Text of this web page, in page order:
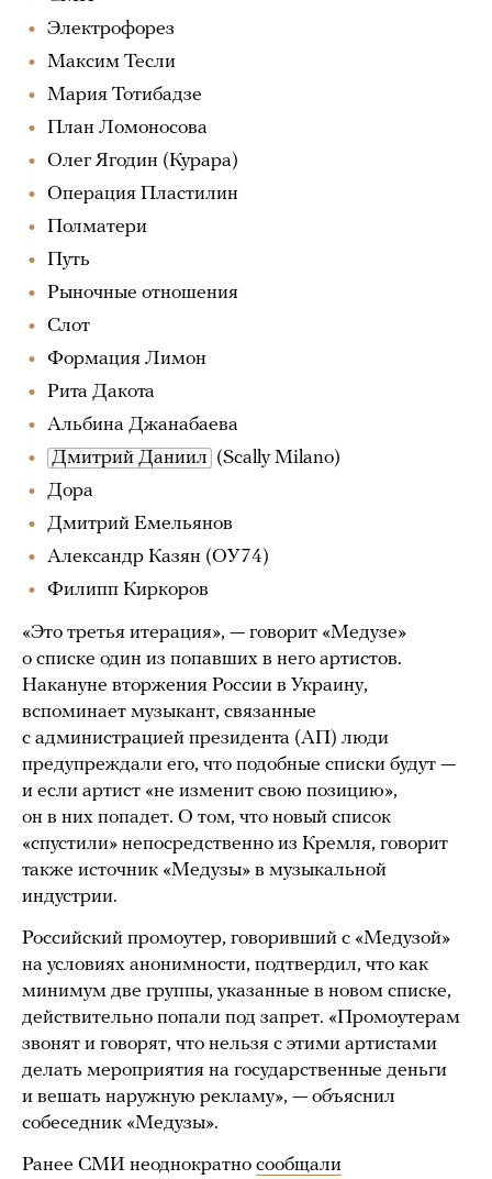
Электрофорез
Максим Тесли
Мария Тотибадзе
План Ломоносова
Олег Ягодин (Курара)
Операция Пластилин
Полматери
Путь
Рыночные отношения
Слот
Формация Лимон
Рита Дакота
Альбина Джанабаева
Дмитрий Даниил (Scally Milano)
Дора
Дмитрий Емельянов
Александр Казян (ОУ74)
Филипп Киркоров
«Это третья итерация», — говорит «Медузе»
о списке один из попавших в него артистов.
Накануне вторжения России в Украину,
вспоминает музыкант, связанные
с администрацией президента (АП) люди
предупреждали его, что подобные списки будут —
и если артист «не изменит свою позицию»,
он в них попадет. О том, что новый список
«спустили» непосредственно из Кремля, говорит
также источник «Медузы» в музыкальной
индустрии.
Российский промоутер, говоривший с «Медузой»
на условиях анонимности, подтвердил, что как
минимум две группы, указанные в новом списке,
действительно попали под запрет. «Промоутерам
звонят и говорят, что нельзя с этими артистами
делать мероприятия на государственные деньги
и вешать наружную рекламу», — объяснил
собеседник «Медузы».
Ранее СМИ неоднократно сообщали